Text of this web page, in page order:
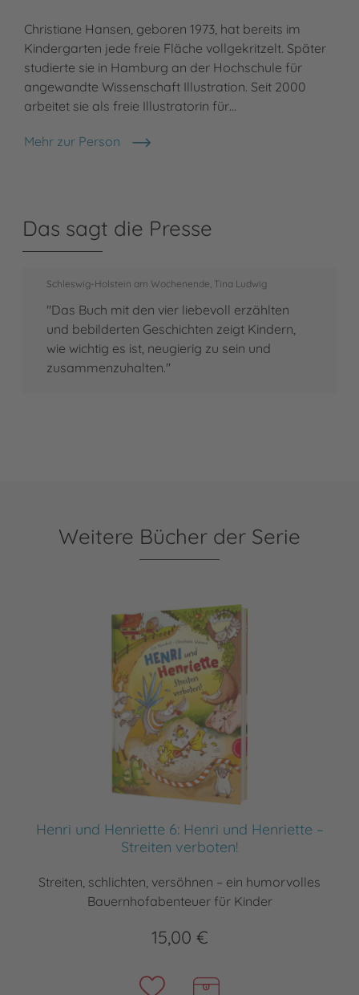
Christiane Hansen, geboren 1973, hat bereits im
Kindergarten jede freie Fläche vollgekritzelt. Später
studierte sie in Hamburg an der Hochschule für
angewandte Wissenschaft Illustration. Seit 2000
arbeitet sie als freie Illustratorin für…
Mehr zur Person
Christiane Hansen
Das sagt die Presse
Schleswig-Holstein am Wochenende, Tina Ludwig
"Das Buch mit den vier liebevoll erzählten
und bebilderten Geschichten zeigt Kindern,
wie wichtig es ist, neugierig zu sein und
zusammenzuhalten."
Weitere Bücher der Serie
Henri und Henriette 6: Henri und Henriette –
Streiten verboten!
Streiten, schlichten, versöhnen – ein humorvolles
Bauernhofabenteuer für Kinder
15,00 €